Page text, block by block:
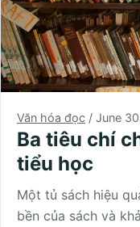
Văn hóa đọc / June
Ba tiêu chí
tiểu học
Một tủ sách hiệu
bền của sách và